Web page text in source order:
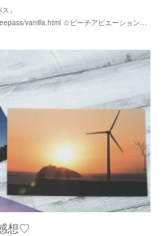
」
vanilla.html ☆ピーチアビエーション…
想♡